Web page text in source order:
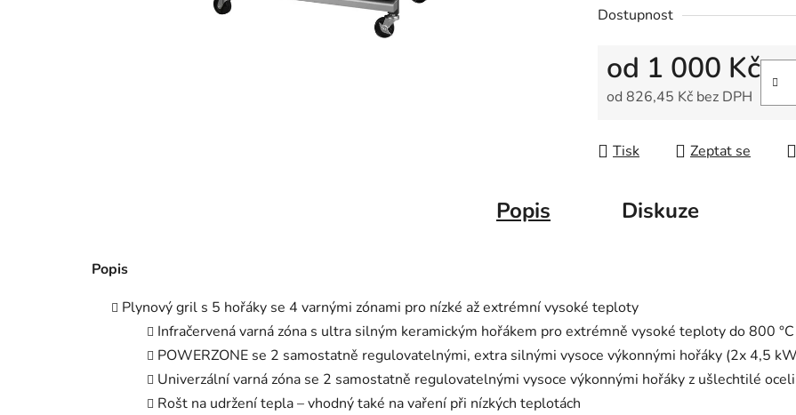
Dostupnost
od 1 000 Kč
od 826,45 Kč bez DPH
Tisk Zeptat se
Popis Diskuze
Popis
Plynový gril s 5 hořáky se 4 varnými zónami pro nízké až extrémní vysoké teploty
Infračervená varná zóna s ultra silným keramickým hořákem pro extrémně vysoké teploty do 800
POWERZONE se 2 samostatně regulovatelnými, extra silnými vysoce výkonnými hořáky (2x 4,5
Univerzální varná zóna se 2 samostatně regulovatelnými vysoce výkonnými hořáky z ušlechtilé
Rošt na udržení tepla – vhodný také na vaření při nízkých teplotách